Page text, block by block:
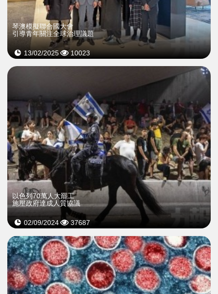
琴澳模擬聯合國大會
引導青年關注全球治理議題
13/02/2025 10023
以色列70萬人大罷工
施壓政府達成人質協議
02/09/2024 37687